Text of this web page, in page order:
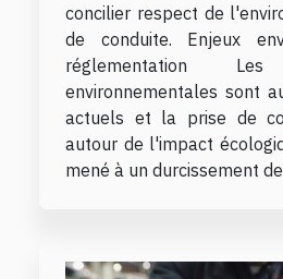
concilier respect de
de conduite. Enjeux
réglementation Les
environnementales sont
actuels et la prise de
autour de l'impact
mené à un durcissement de